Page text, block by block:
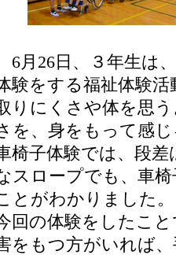
6月26日、３年生は
験をする福祉体験
りにくさや体を思
を、身をもって感
椅子体験では、段
スロープでも、車
とがわかりました。
回の体験をしたこ
をもつ方がいれば